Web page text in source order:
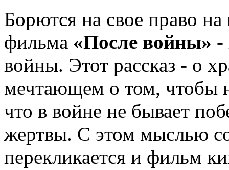
Борются на свое право
фильма «После войны» -
войны. Этот рассказ - о
мечтающем о том, чтобы
что в войне не бывает
жертвы. С этом мыслью
перекликается и фильм